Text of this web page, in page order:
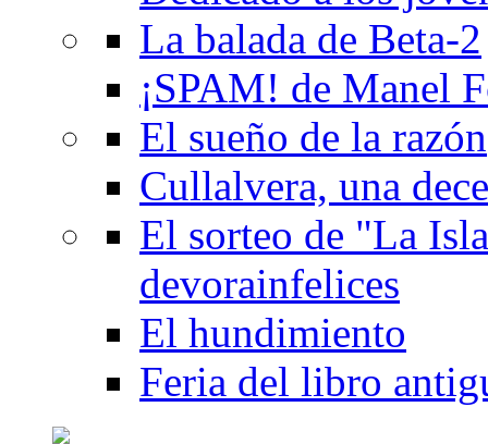
La balada de Beta-2
¡SPAM! de Manel
El sueño de la razón
Cullalvera, una
El sorteo de "La
devorainfelices
El hundimiento
Feria del libro